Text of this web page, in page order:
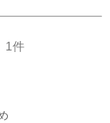
優しい雰囲気に
ピンタックノー
1件